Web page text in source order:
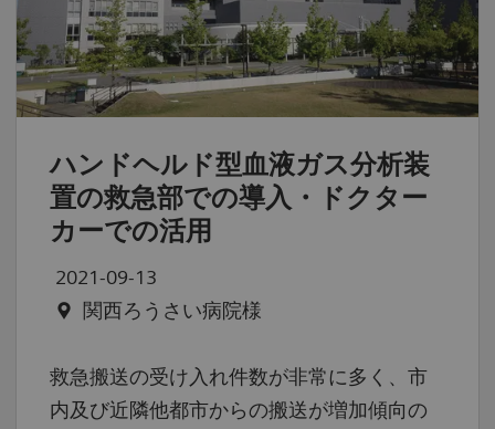
ハンドヘルド型血液ガス分析装
置の救急部での導入・ドクター
カーでの活用
2021-09-13
関西ろうさい病院様
救急搬送の受け入れ件数が非常に多く、市
内及び近隣他都市からの搬送が増加傾向の